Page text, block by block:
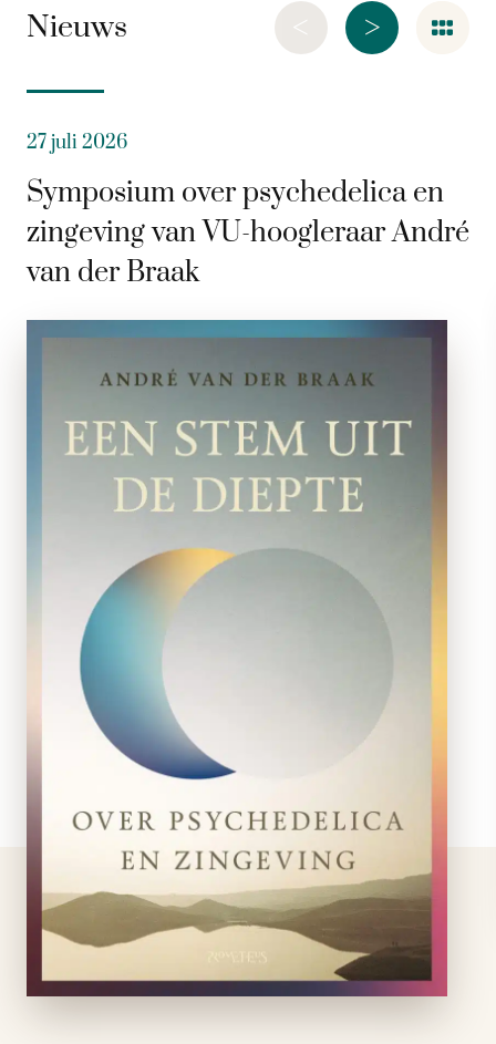
Nieuws >
<
27 juli 2026
Symposium over psychedelica en
zingeving van VU-hoogleraar André
van der Braak